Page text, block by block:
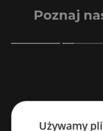
Poznaj
Używamy